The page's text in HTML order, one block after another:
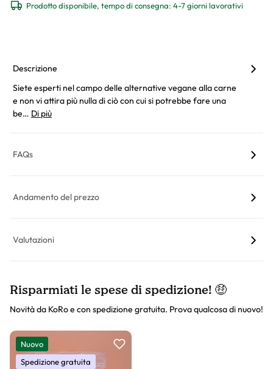
Prodotto disponibile, tempo di consegna: 4-7 giorni lavorativi
Descrizione
Siete esperti nel campo delle alternative vegane alla carne
e non vi attira più nulla di ciò con cui si potrebbe fare una
be… Di più
FAQs
Andamento del prezzo
Valutazioni
Risparmiati le spese di spedizione! 🤑
Novità da KoRo e con spedizione gratuita. Prova qualcosa di nuovo!
Slider prodotto
Nuovo
Spedizione gratuita